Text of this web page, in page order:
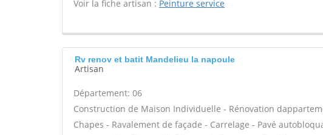
Voir la fiche artisan : Peinture service
Rv renov et batit Mandelieu la napoule
Artisan
Département: 06
Construction de Maison Individuelle - Rénovation
Chapes - Ravalement de façade - Carrelage - Pavé